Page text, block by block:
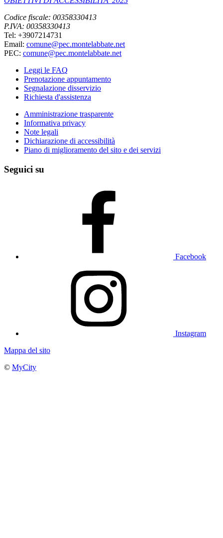
Codice fiscale: 00358330413
P.IVA: 00358330413
Tel: +3907214731
Email: comune@pec.montelabbate.net
PEC: comune@pec.montelabbate.net
Leggi le FAQ
Prenotazione appuntamento
Segnalazione disservizio
Richiesta d'assistenza
Amministrazione trasparente
Informativa privacy
Note legali
Dichiarazione di accessibilità
Piano di miglioramento del sito e dei servizi
Seguici su
Facebook
Instagram
Mappa del sito
© MyCity